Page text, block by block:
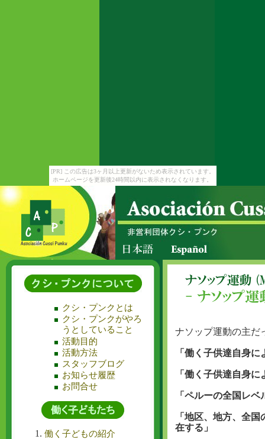
[PR] この広告は3ヶ月以上更新がないため表示されています。
ホームページを更新後24時間以内に表示されなくなります。
クシ・プンクとは
クシ・プンクがやろ
うとしていること
活動目的
活動方法
スタッフブログ
お知らせ履歴
お問合せ
働く子どもの紹介
ナソップ運動の主だ
「働く子供達自身
「働く子供達自身
「ペルーの全国レ
「地区、地方、全
在する」